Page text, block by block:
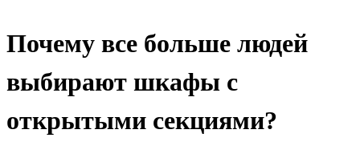
Почему все больше людей
выбирают шкафы с
открытыми секциями?